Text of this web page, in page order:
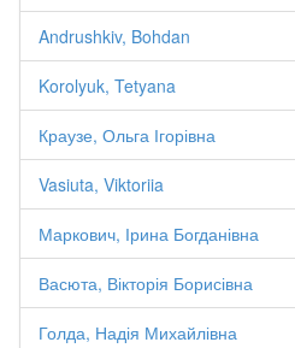
Andrushkiv, Bohdan
Korolyuk, Tetyana
Краузе, Ольга Ігорівна
Vasiuta, Viktoriia
Маркович, Ірина Богданівна
Васюта, Вікторія Борисівна
Голда, Надія Михайлівна